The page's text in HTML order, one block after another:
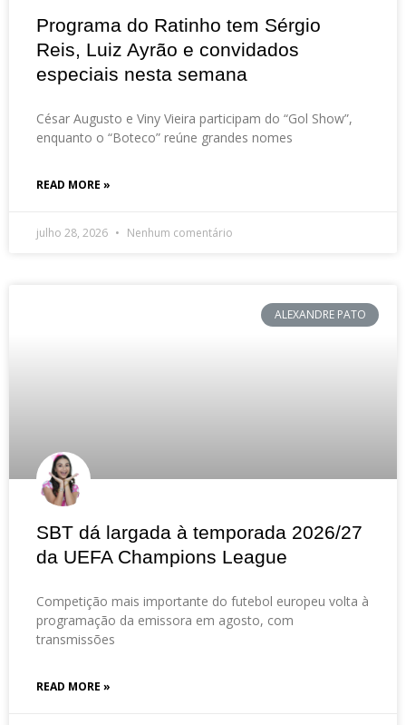
Programa do Ratinho tem Sérgio
Reis, Luiz Ayrão e convidados
especiais nesta semana
César Augusto e Viny Vieira participam do “Gol Show”,
enquanto o “Boteco” reúne grandes nomes
READ MORE »
julho 28, 2026 Nenhum comentário
ALEXANDRE PATO
SBT dá largada à temporada 2026/27
da UEFA Champions League
Competição mais importante do futebol europeu volta à
programação da emissora em agosto, com
transmissões
READ MORE »